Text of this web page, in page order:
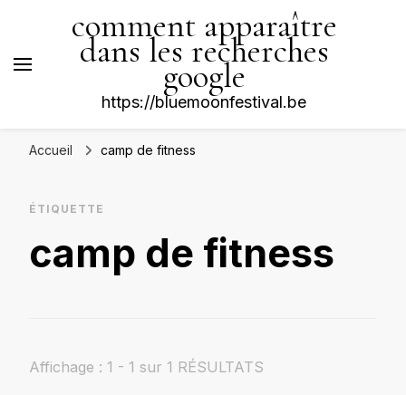
comment apparaître
dans les recherches
google
https://bluemoonfestival.be
Accueil camp de fitness
ÉTIQUETTE
camp de fitness
Affichage : 1 - 1 sur 1 RÉSULTATS